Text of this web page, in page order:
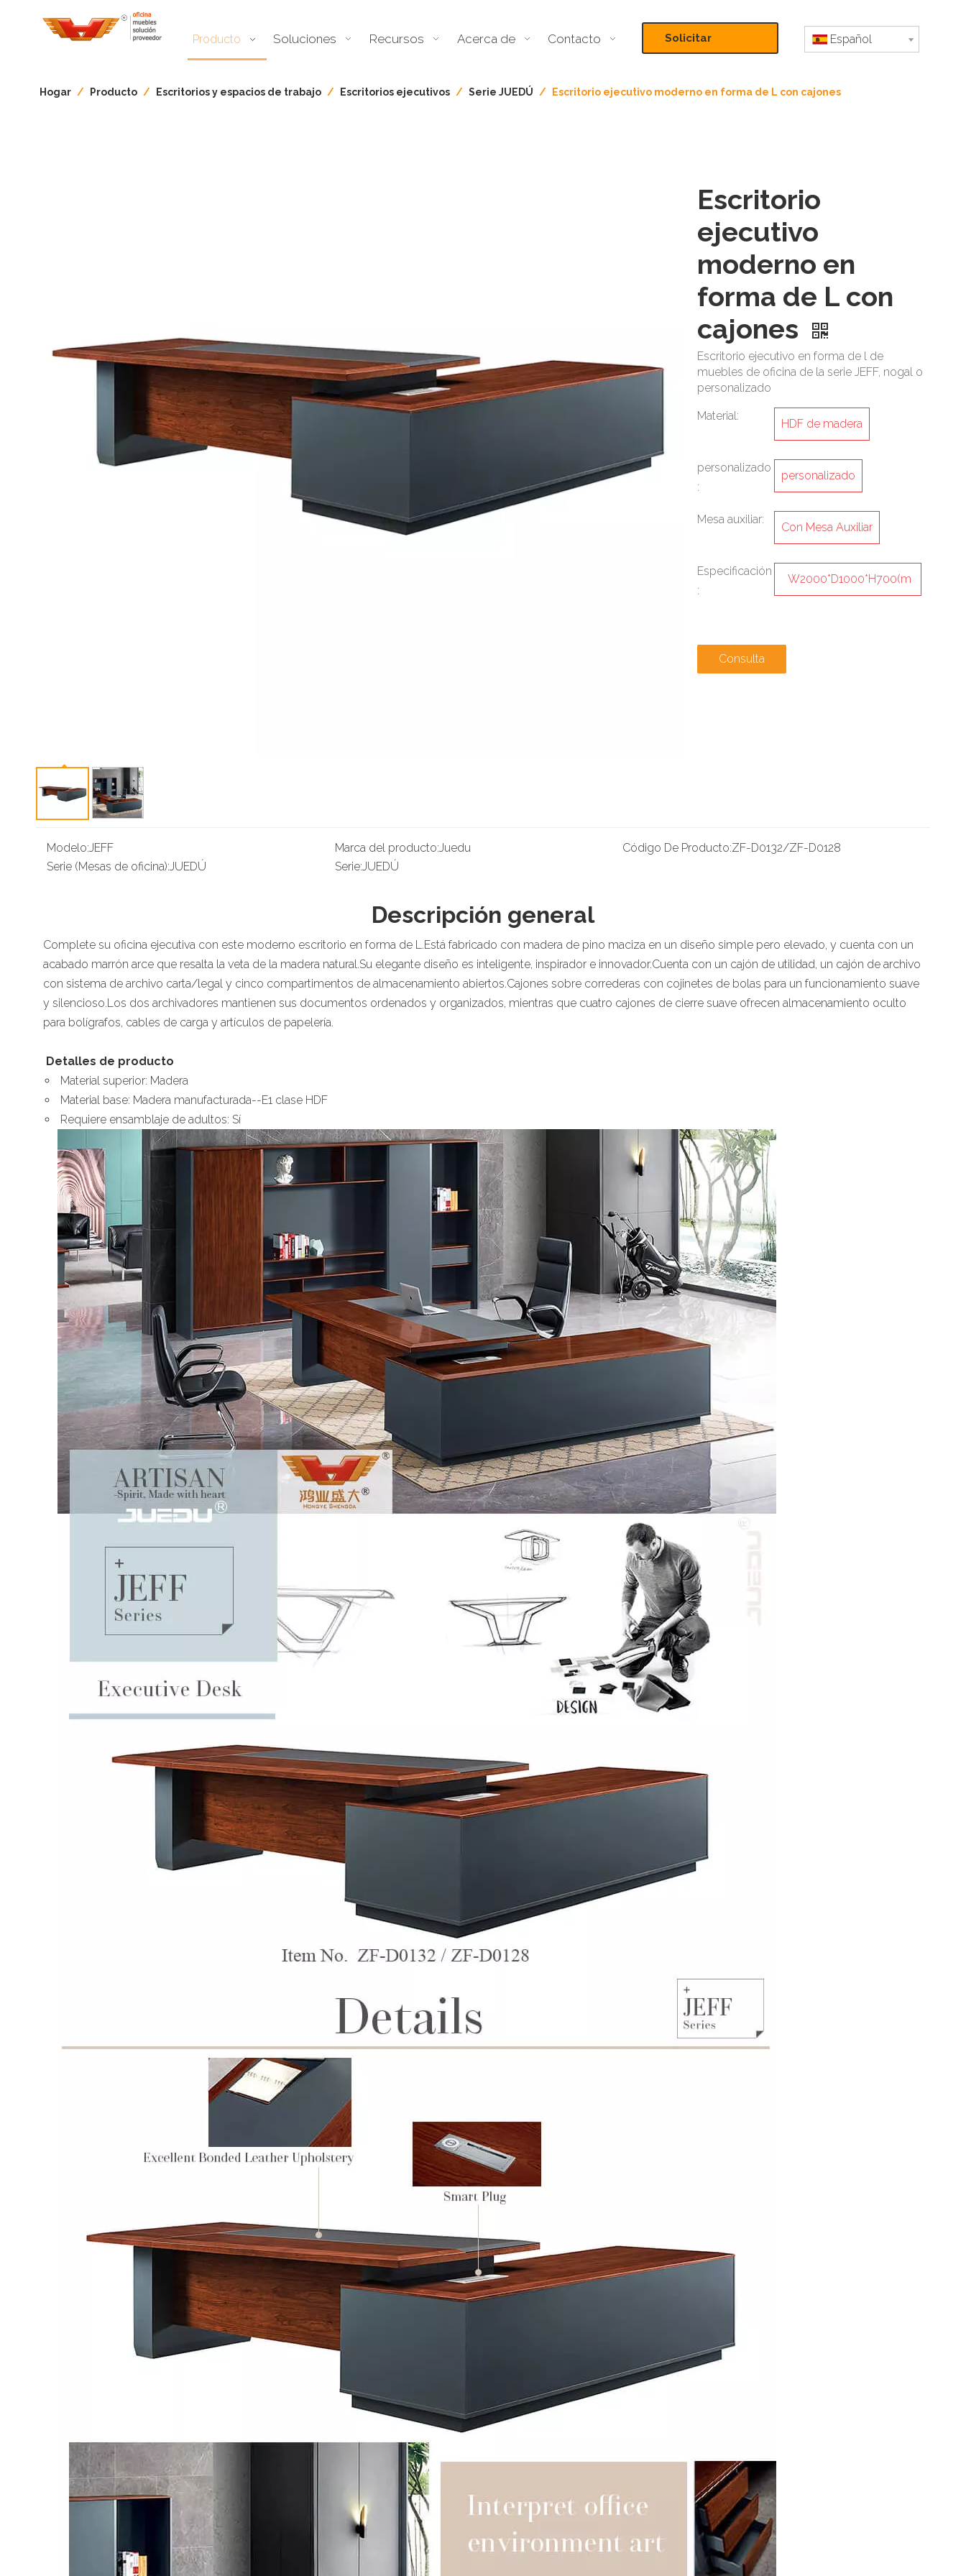
Producto Soluciones Recursos Acerca de Contacto Solicitar Español
Hogar / Producto / Escritorios y espacios de trabajo / Escritorios ejecutivos / Serie JUEDÚ / Escritorio ejecutivo moderno en forma de L con cajones
Escritorio
ejecutivo
moderno en
forma de L con
cajones
Escritorio ejecutivo en forma de l de
muebles de oficina de la serie JEFF, nogal o
personalizado
Material:
HDF de madera
personalizado
:
personalizado
Mesa auxiliar:
Con Mesa Auxiliar
Especificación
:
W2000*D1000*H700(m
Consulta
Modelo:JEFF Marca del producto:Juedu Código De Producto:ZF-D0132/ZF-D0128
Serie (Mesas de oficina):JUEDÚ Serie:JUEDÚ
Descripción general
Complete su oficina ejecutiva con este moderno escritorio en forma de L.Está fabricado con madera de pino maciza en un diseño simple pero elevado, y cuenta con un
acabado marrón arce que resalta la veta de la madera natural.Su elegante diseño es inteligente, inspirador e innovador.Cuenta con un cajón de utilidad, un cajón de archivo
con sistema de archivo carta/legal y cinco compartimentos de almacenamiento abiertos.Cajones sobre correderas con cojinetes de bolas para un funcionamiento suave
y silencioso.Los dos archivadores mantienen sus documentos ordenados y organizados, mientras que cuatro cajones de cierre suave ofrecen almacenamiento oculto
para bolígrafos, cables de carga y artículos de papelería.
Detalles de producto
Material superior: Madera
Material base: Madera manufacturada--E1 clase HDF
Requiere ensamblaje de adultos: Sí